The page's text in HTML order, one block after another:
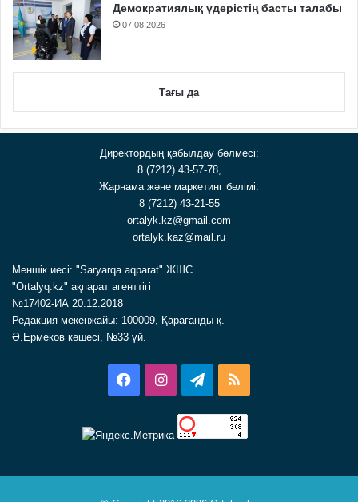
Демократиялық үдерістің басты талабы
07.08.2026
Тағы да
Директордың қабылдау бөлмесі:
8 (7212) 43-57-78,
Жарнама және маркетинг бөлімі:
8 (7212) 43-21-55
ortalyk.kz@gmail.com
ortalyk.kaz@mail.ru
Меншік иесі: "Saryarqa aqparat" ЖШС
"Ortalyq.kz" ақпарат агенттігі
№17402-ИА 20.12.2018
Редакция мекенжайы: 100009, Қарағанды қ.
Ә.Ермеков көшесі, №33 үй.
FacebookInstagramTelegram